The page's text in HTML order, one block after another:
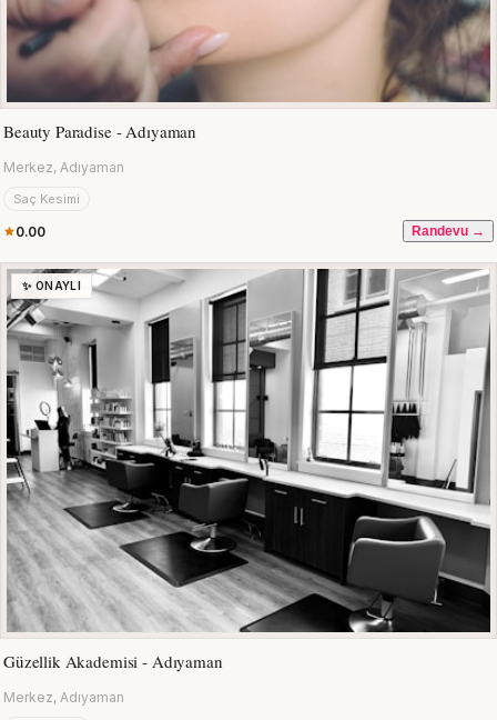
Beauty Paradise - Adıyaman
Merkez, Adıyaman
Saç Kesimi
0.00 Randevu →
✨ ONAYLI
Güzellik Akademisi - Adıyaman
Merkez, Adıyaman